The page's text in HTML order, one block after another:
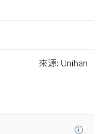
來源: Unihan